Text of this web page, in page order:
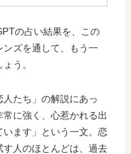
の占い結果を、この
ンズを通して、もう一
う。
たち」の解説にあっ
に強く、心惹かれる出
ます」という一文。恋
人のほとんどは、過去